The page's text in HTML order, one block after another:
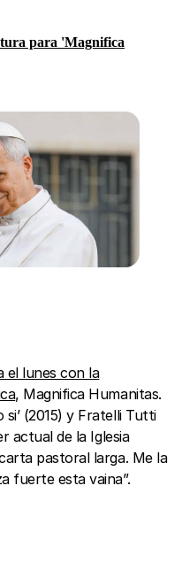
para 'Magnifica
el lunes con la
, Magnifica Humanitas.
(2015) y Fratelli Tutti
actual de la Iglesia
pastoral larga. Me la
fuerte esta vaina”.